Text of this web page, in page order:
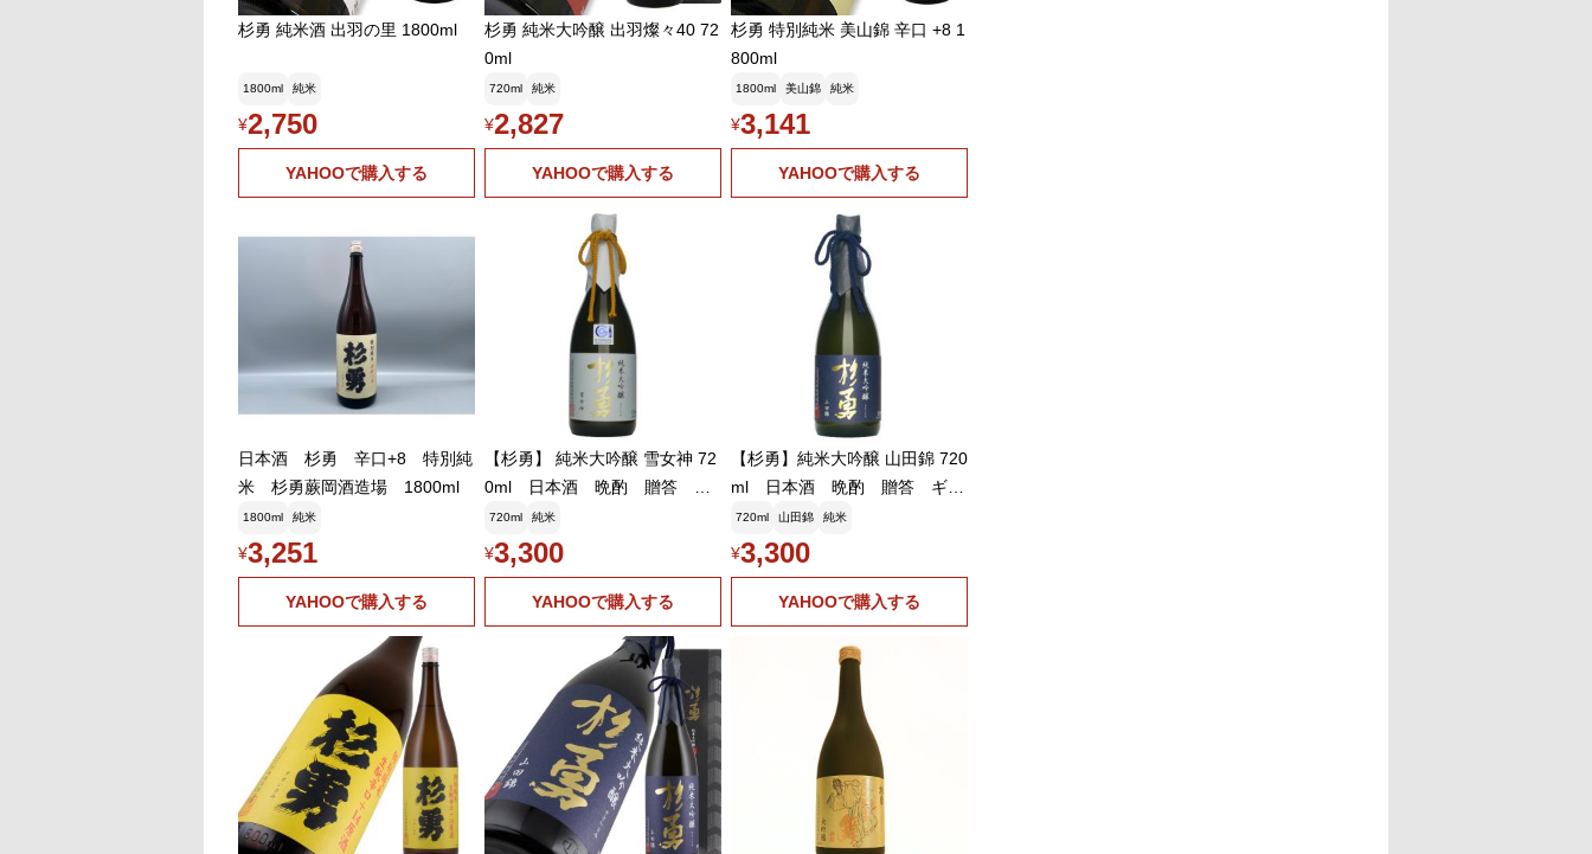
杉勇 純米酒 出羽の里 1800ml
1800ml 純米
¥2,750
YAHOOで購入する
杉勇 純米大吟醸 出羽燦々40 72
0ml
720ml 純米
¥2,827
YAHOOで購入する
杉勇 特別純米 美山錦 辛口 +8 1
800ml
1800ml 美山錦 純米
¥3,141
YAHOOで購入する
日本酒 杉勇 辛口+8 特別純
米 杉勇蕨岡酒造場 1800ml
1800ml 純米
¥3,251
YAHOOで購入する
【杉勇】 純米大吟醸 雪女神 72
0ml 日本酒 晩酌 贈答 ギ
フト
720ml 純米
¥3,300
YAHOOで購入する
【杉勇】純米大吟醸 山田錦 720
ml 日本酒 晩酌 贈答 ギフ
ト
720ml 山田錦 純米
¥3,300
YAHOOで購入する